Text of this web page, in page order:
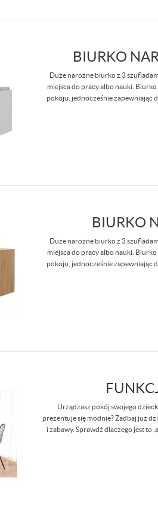
BIURKO
Duże narożne biurko z 3
miejsca do pracy albo nauki.
pokoju, jednocześnie zapewniając
BIURKO
Duże narożne biurko z 3
miejsca do pracy albo nauki.
pokoju, jednocześnie zapewniając
Urządzasz pokój swojego
prezentuje się modnie? Zadbaj już
i zabawy. Sprawdź dlaczego jest to